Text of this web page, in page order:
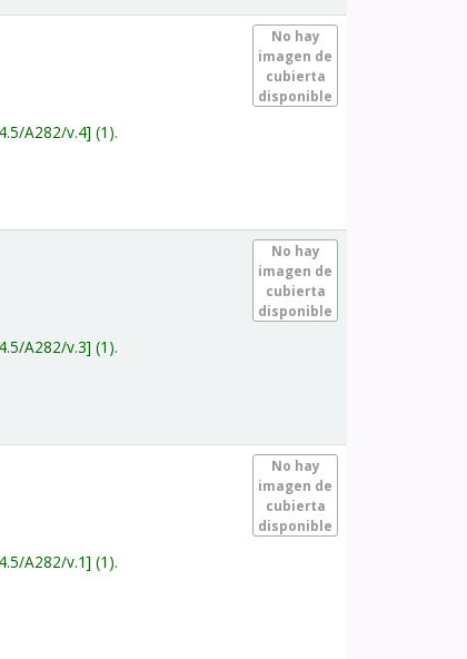
No hay
imagen de
cubierta
disponible
A282/v.4 (1).
No hay
imagen de
cubierta
disponible
A282/v.3 (1).
No hay
imagen de
cubierta
disponible
A282/v.1 (1).